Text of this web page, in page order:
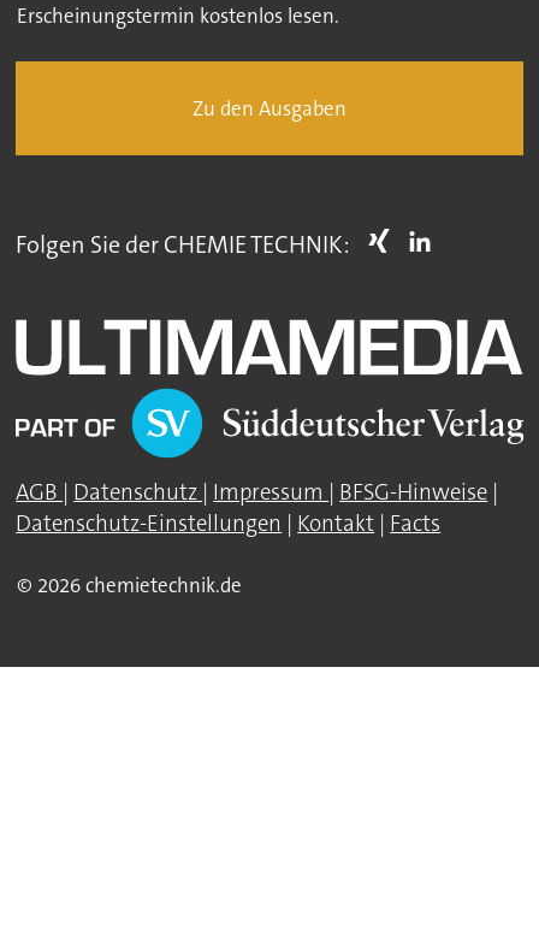
Erscheinungstermin kostenlos lesen.
Zu den Ausgaben
Folgen Sie der CHEMIE TECHNIK:
AGB | Datenschutz | Impressum | BFSG-Hinweise |
Datenschutz-Einstellungen | Kontakt | Facts
© 2026 chemietechnik.de